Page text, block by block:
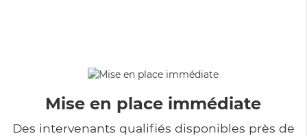
Mise en place immédiate
Des intervenants qualifiés disponibles près de